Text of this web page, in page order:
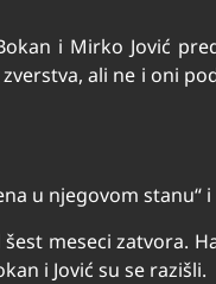
i Mirko Jović
ali ne i oni
u njegovom stanu“
meseci zatvora.
i Jović su se razišli.